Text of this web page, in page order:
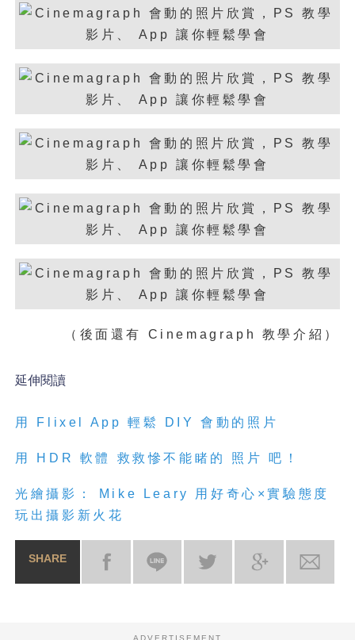
（後面還有 Cinemagraph 教學介紹）
延伸閱讀
用 Flixel App 輕鬆 DIY會 動 的 照 片
用 HDR 軟體 救救慘不能睹 的 照 片 吧！
光繪攝影： Mike Leary 用好奇心×實驗態度
玩出攝影新火花
SHARE
ADVERTISEMENT